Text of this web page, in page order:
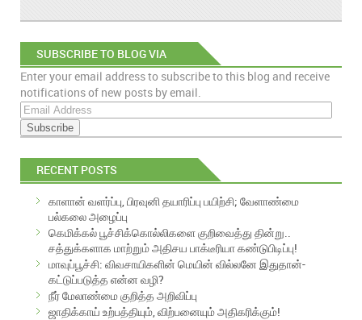
SUBSCRIBE TO BLOG VIA
EMAIL
Enter your email address to subscribe to this blog and receive
notifications of new posts by email.
E
m
a
i
A
RECENT POSTS
காளான் வளர்ப்பு, பிரவுனி தயாரிப்பு பயிற்சி; வேளாண்மை
பல்கலை அழைப்பு
கெமிக்கல் பூச்சிக்கொல்லிகளை குறிவைத்து தின்று..
சத்துக்களாக மாற்றும் அதிசய பாக்டீரியா கண்டுபிடிப்பு!
மாவுப்பூச்சி: விவசாயிகளின் மெயின் வில்லனே இதுதான்-
கட்டுப்படுத்த என்ன வழி?
நீர் மேலாண்மை குறித்த அறிவிப்பு
ஜாதிக்காய் உற்பத்தியும், விற்பனையும் அதிகரிக்கும்!